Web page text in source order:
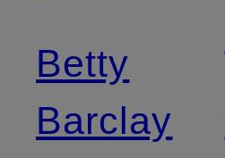
Betty
Barclay